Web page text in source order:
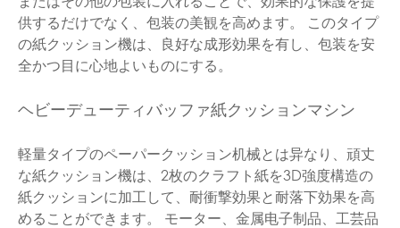
供するだけでなく、包装の美観を高めます。 このタイプ
の紙クッション機は、良好な成形効果を有し、包装を安
全かつ目に心地よいものにする。
ヘビーデューティバッファ紙クッションマシン
軽量タイプのペーパークッション机械とは异なり、頑丈
な紙クッション機は、2枚のクラフト紙を3D強度構造の
紙クッションに加工して、耐衝撃効果と耐落下効果を高
めることができます。 モーター、金属电子制品、工芸品